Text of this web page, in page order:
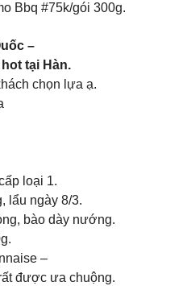
Bbq #75k/gói 300g.
–
tại Hàn.
chọn lựa ạ.
loại 1.
lẩu ngày 8/3.
bào dày nướng.
–
được ưa chuộng.